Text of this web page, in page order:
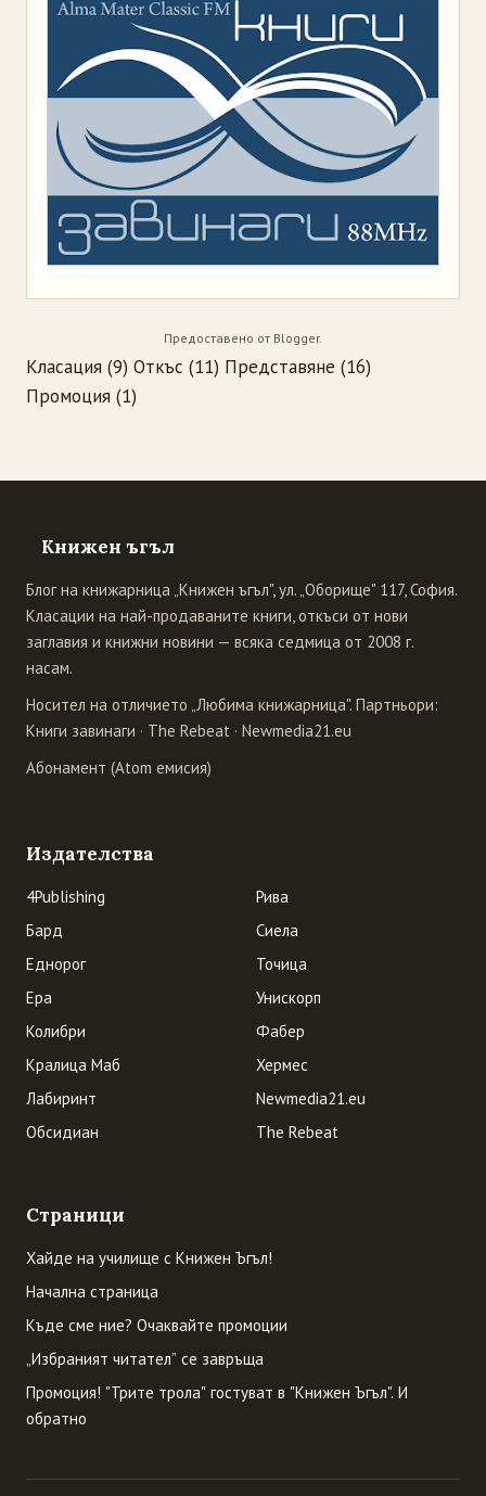
Предоставено от Blogger.
Класация (9) Откъс (11) Представяне (16)
Промоция (1)
Книжен ъгъл
Блог на книжарница „Книжен ъгъл", ул. „Оборище" 117, София.
Класации на най-продаваните книги, откъси от нови
заглавия и книжни новини — всяка седмица от 2008 г.
насам.
Носител на отличието „Любима книжарница". Партньори:
Книги завинаги · The Rebeat · Newmedia21.eu
Абонамент (Atom емисия)
Издателства
4Publishing
Бард
Еднорог
Ера
Колибри
Кралица Маб
Лабиринт
Обсидиан
Рива
Сиела
Точица
Унискорп
Фабер
Хермес
Newmedia21.eu
The Rebeat
Страници
Хайде на училище с Книжен Ъгъл!
Начална страница
Къде сме ние? Очаквайте промоции
„Избраният читател” се завръща
Промоция! "Трите трола" гостуват в "Книжен Ъгъл". И
обратно